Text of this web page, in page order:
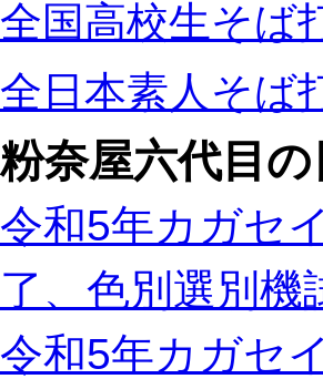
全国高校生そば
全日本素人そば
粉奈屋六代目の
令和5年カガセ
了、色別選別機
令和5年カガセ